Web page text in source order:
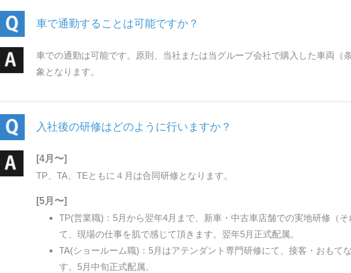
車で通勤することは可能ですか？
車での通勤は可能です。原則、当社または当グループ会社で購入した車両（
象となります。
入社後の研修はどのように行いますか？
[4月〜]
TP、TA、TEともに４月は合同研修となります。
[5月〜]
TP(営業職)：5月から翌年4月まで、新車・中古車店舗での実地研修（
て、現場の仕事を肌で感じて頂きます。翌年5月正式配属。
TA(ショールーム職)：5月はアテンダント専門研修にて、接客・おもて
す。5月中旬正式配属。